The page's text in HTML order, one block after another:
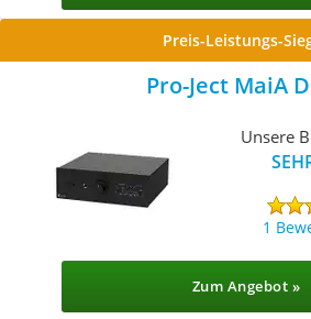
Preis-Leistungs-
Pro-Ject MaiA
Unsere
1
Zum Angebot »